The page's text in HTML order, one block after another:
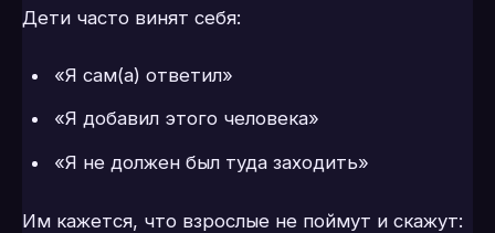
Дети часто винят себя:
«Я сам(а) ответил»
«Я добавил этого человека»
«Я не должен был туда заходить»
Им кажется, что взрослые не поймут и скажут: